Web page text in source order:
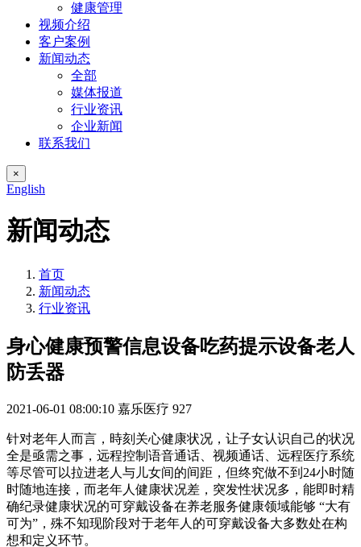
健康管理
视频介绍
客户案例
新闻动态
全部
媒体报道
行业资讯
企业新闻
联系我们
×
English
新闻动态
首页
新闻动态
行业资讯
身心健康预警信息设备吃药提示设备老人
防丢器
2021-06-01 08:00:10 嘉乐医疗 927
针对老年人而言，時刻关心健康状况，让子女认识自己的状况
全是亟需之事，远程控制语音通话、视频通话、远程医疗系统
等尽管可以拉进老人与儿女间的间距，但终究做不到24小时随
时随地连接，而老年人健康状况差，突发性状况多，能即时精
确纪录健康状况的可穿戴设备在养老服务健康领域能够 “大有
可为”，殊不知现阶段对于老年人的可穿戴设备大多数处在构
想和定义环节。